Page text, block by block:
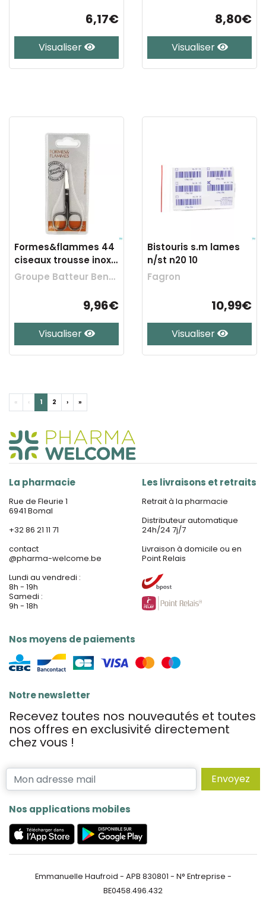
6,17€
Visualiser
8,80€
Visualiser
Formes&flammes 44
ciseaux trousse inox
rond 10cm
Groupe Batteur Benelux
9,96€
Visualiser
Bistouris s.m lames
n/st n20 10
Fagron
10,99€
Visualiser
« ‹ 1 2 › »
La pharmacie
Rue de Fleurie 1
6941 Bomal
+32 86 21 11 71
contact
@pharma-welcome.be
Lundi au vendredi :
8h - 19h
Samedi :
9h - 18h
Nos moyens de paiements
Les livraisons et retraits
Retrait à la pharmacie
Distributeur automatique
24h/24 7j/7
Livraison à domicile ou en
Point Relais
Notre newsletter
Recevez toutes nos nouveautés et toutes
nos offres en exclusivité directement
chez vous !
Envoyez
Nos applications mobiles
Emmanuelle Haufroid - APB 830801 - N° Entreprise -
BE0458.496.432